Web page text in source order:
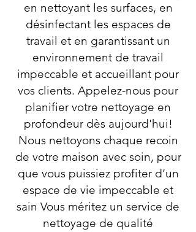
en nettoyant les surfaces, en
désinfectant les espaces de
travail et en garantissant un
environnement de travail
impeccable et accueillant pour
vos clients. Appelez-nous pour
planifier votre nettoyage en
profondeur dès aujourd'hui!
Nous nettoyons chaque recoin
de votre maison avec soin, pour
que vous puissiez profiter d’un
espace de vie impeccable et
sain Vous méritez un service de
nettoyage de qualité